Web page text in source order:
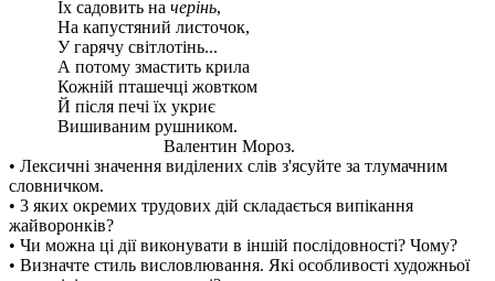
Їх садовить на черінь,
На капустяний листочок,
У гарячу світлотінь...
А потому змастить крила
Кожній пташечці жовтком
Й після печі їх укриє
Вишиваним рушником.
Валентин Мороз.
• Лексичні значення виділених слів з'ясуйте за тлумачним
словничком.
• 3 яких окремих трудових дій складається випікання
жайворонків?
• Чи можна ці дії виконувати в іншій послідовності? Чому?
• Визначте стиль висловлювання. Які особливості художньої